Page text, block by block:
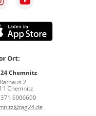
Ort:
Chemnitz
2
Chemnitz
6906600